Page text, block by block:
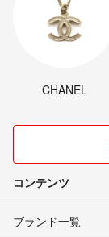
CHANEL
コンテンツ
ブランド一覧